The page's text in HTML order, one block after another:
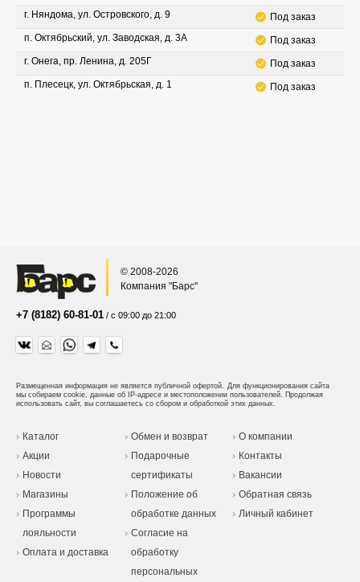
г. Няндома, ул. Островского, д. 9
Под заказ
п. Октябрьский, ул. Заводская, д. 3А
Под заказ
г. Онега, пр. Ленина, д. 205Г
Под заказ
п. Плесецк, ул. Октябрьская, д. 1
Под заказ
© 2008-2026
Компания "Барс"
+7 (8182) 60-81-01 / с 09:00 до 21:00
Размещенная информация не является публичной офертой. Для функционирования сайта
мы собираем cookie, данные об IP-адресе и местоположении пользователей. Продолжая
использовать сайт, вы соглашаетесь со сбором и обработкой этих данных.
Каталог
Акции
Новости
Магазины
Программы
лояльности
Оплата и доставка
Обмен и возврат
Подарочные
сертификаты
Положение об
обработке данных
Согласие на
обработку
персональных
О компании
Контакты
Вакансии
Обратная связь
Личный кабинет